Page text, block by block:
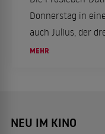
Donnerstag in
auch Julius, der
im Fernsehen
MEHR
NEU IM KINO